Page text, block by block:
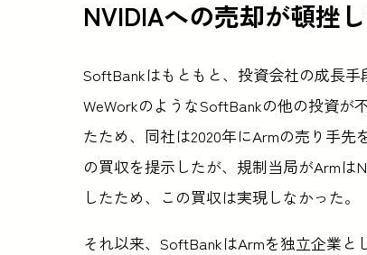
NVIDIAへの売却が頓挫
SoftBankはもともと、投資会社の成長手
WeWorkのようなSoftBankの他の投資
たため、同社は2020年にArmの売り手
の買収を提示したが、規制当局がArmは
したため、この買収は実現しなかった。
それ以来、SoftBankはArmを独立企業